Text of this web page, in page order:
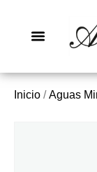
Inicio /Aguas